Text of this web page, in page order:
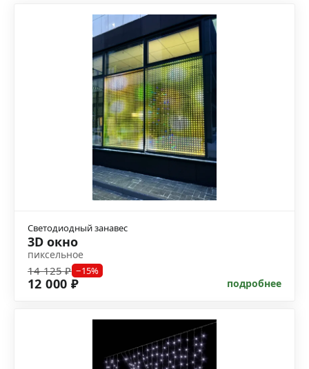
Светодиодный занавес
3D окно
пиксельное
14 125 ₽ −15%
12 000 ₽ подробнее